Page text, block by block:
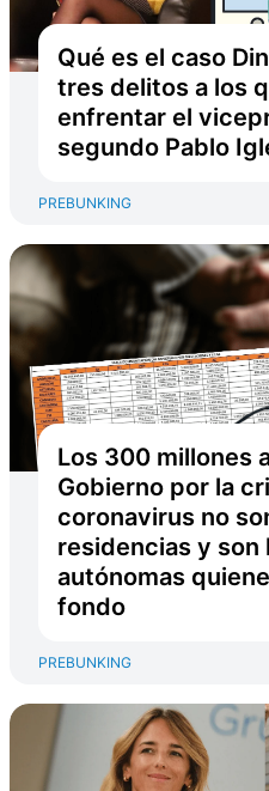
Qué es el caso
tres delitos a los
enfrentar el
segundo Pablo
PREBUNKING
Los 300 millones
Gobierno por la
coronavirus no
residencias y son
autónomas
fondo
PREBUNKING